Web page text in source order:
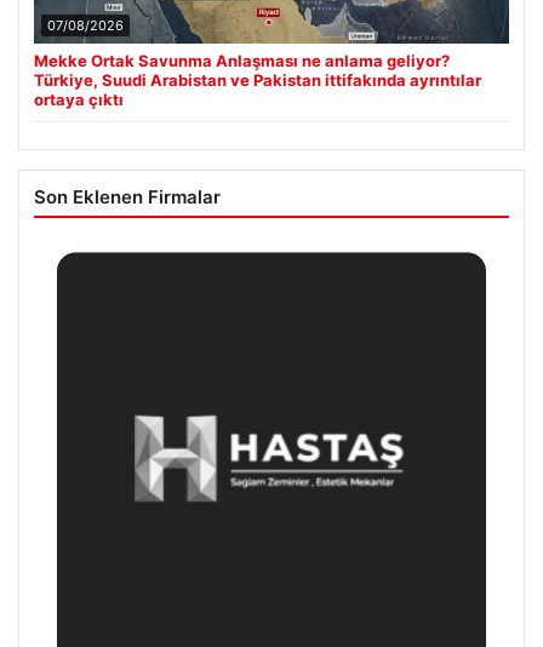
07/08/2026
Mekke Ortak Savunma Anlaşması ne anlama geliyor?
Türkiye, Suudi Arabistan ve Pakistan ittifakında ayrıntılar
ortaya çıktı
Son Eklenen Firmalar